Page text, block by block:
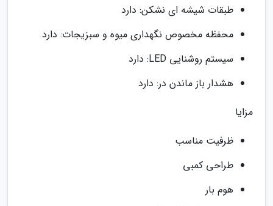
طبقات شیشه ای نشکن: دارد
محفظه مخصوص نگهداری میوه و سبزیجات: دارد
سیستم روشنایی LED: دارد
هشدار باز ماندن در: دارد
مزایا
ظرفیت مناسب
طراحی کمبی
هوم بار